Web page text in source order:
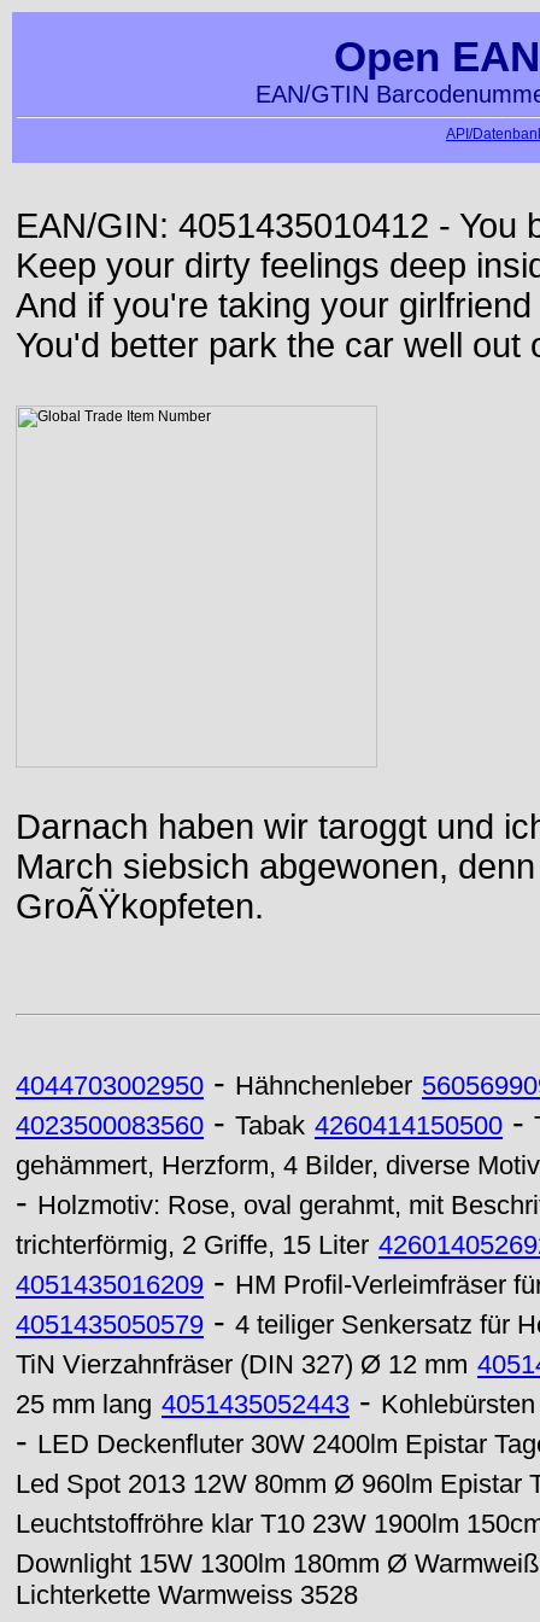
Open
EAN/GTIN
API/
EAN/GIN: 4051435010412 - You
Keep your dirty feelings deep
And if you're taking your
You'd better park the car well out
Darnach haben wir taroggt und
March siebsich abgewonen,
GroÃŸkopfeten.
4044703002950 - Hähnchenleber
4023500083560 - Tabak 4260414150500 -
gehämmert, Herzform, 4 Bilder, diverse
- Holzmotiv: Rose, oval gerahmt, mit
trichterförmig, 2 Griffe, 15 Liter
4051435016209 - HM Profil-Verleimfräser
4051435050579 - 4 teiliger Senkersatz für
TiN Vierzahnfräser (DIN 327) Ø 12 mm
25 mm lang 4051435052443 -
- LED Deckenfluter 30W 2400lm Epistar
Led Spot 2013 12W 80mm Ø 960lm Epistar
Leuchtstoffröhre klar T10 23W 1900lm
Downlight 15W 1300lm 180mm Ø Warmweiß
Lichterkette Warmweiss 3528